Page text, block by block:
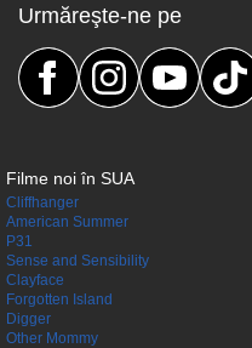
Urmăreşte-ne pe
Filme noi în SUA
Cliffhanger
American Summer
P31
Sense and Sensibility
Clayface
Forgotten Island
Digger
Other Mommy